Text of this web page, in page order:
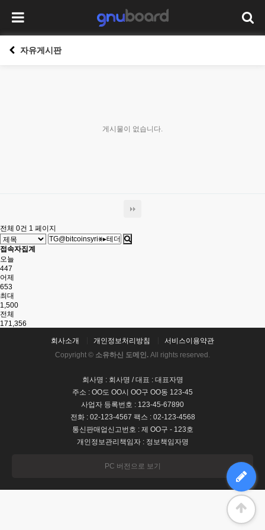
자유게시판
게시물이 없습니다.
전체 0건 1 페이지
접속자집계
오늘
447
어제
653
최대
1,500
전체
171,356
회사소개 개인정보처리방침
서비스이용약관
Copyright © 소유하신 도메인. All rights reserved.
회사명 : 회사명 / 대표 : 대표자명
주소 : OO도 OO시 OO구 OO동 123-45
사업자 등록번호 : 123-45-67890
전화 : 02-123-4567 팩스 : 02-123-4568
통신판매업신고번호 : 제 OO구 - 123호
개인정보관리책임자 : 정보책임자명
PC 버전으로 보기